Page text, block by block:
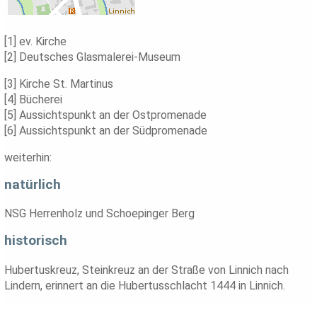
[1] ev. Kirche
[2] Deutsches Glasmalerei-Museum
[3] Kirche St. Martinus
[4] Bücherei
[5] Aussichtspunkt an der Ostpromenade
[6] Aussichtspunkt an der Südpromenade
weiterhin:
natürlich
NSG Herrenholz und Schoepinger Berg
historisch
Hubertuskreuz, Steinkreuz an der Straße von Linnich nach
Lindern, erinnert an die Hubertusschlacht 1444 in Linnich.